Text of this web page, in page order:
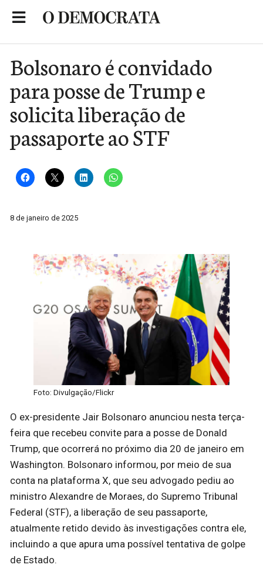
Bolsonaro é convidado
para posse de Trump e
solicita liberação de
passaporte ao STF
8 de janeiro de 2025
Foto: Divulgação/Flickr
O ex-presidente Jair Bolsonaro anunciou nesta terça-
feira que recebeu convite para a posse de Donald
Trump, que ocorrerá no próximo dia 20 de janeiro em
Washington. Bolsonaro informou, por meio de sua
conta na plataforma X, que seu advogado pediu ao
ministro Alexandre de Moraes, do Supremo Tribunal
Federal (STF), a liberação de seu passaporte,
atualmente retido devido às investigações contra ele,
incluindo a que apura uma possível tentativa de golpe
de Estado.